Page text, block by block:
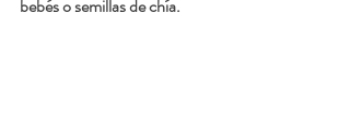
bebés o semillas de chía.